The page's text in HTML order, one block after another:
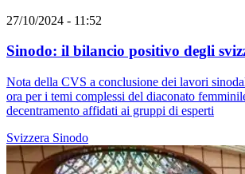
27/10/2024 - 11:52
Sinodo: il bilancio positivo degli
Nota della CVS a conclusione dei lavori
ora per i temi complessi del diaconato
decentramento affidati ai gruppi di esperti
Svizzera Sinodo